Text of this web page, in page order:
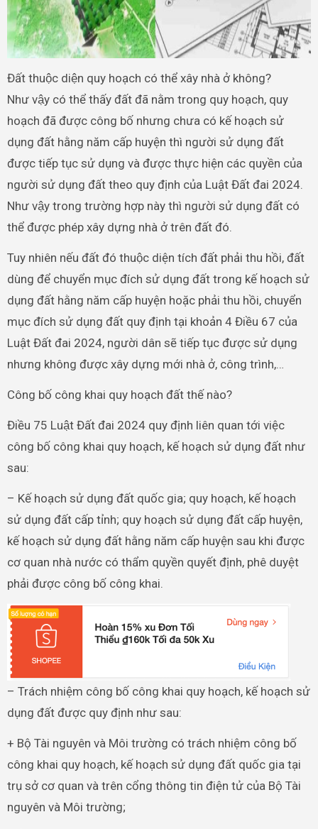
Đất thuộc diện quy hoạch có thể xây nhà ở không?
Như vậy có thể thấy đất đã nằm trong quy hoạch, quy
hoạch đã được công bố nhưng chưa có kế hoạch sử
dụng đất hằng năm cấp huyện thì người sử dụng đất
được tiếp tục sử dụng và được thực hiện các quyền của
người sử dụng đất theo quy định của Luật Đất đai 2024.
Như vậy trong trường hợp này thì người sử dụng đất có
thể được phép xây dựng nhà ở trên đất đó.
Tuy nhiên nếu đất đó thuộc diện tích đất phải thu hồi, đất
dùng để chuyển mục đích sử dụng đất trong kế hoạch sử
dụng đất hằng năm cấp huyện hoặc phải thu hồi, chuyển
mục đích sử dụng đất quy định tại khoản 4 Điều 67 của
Luật Đất đai 2024, người dân sẽ tiếp tục được sử dụng
nhưng không được xây dựng mới nhà ở, công trình,…
Công bố công khai quy hoạch đất thế nào?
Điều 75 Luật Đất đai 2024 quy định liên quan tới việc
công bố công khai quy hoạch, kế hoạch sử dụng đất như
sau:
– Kế hoạch sử dụng đất quốc gia; quy hoạch, kế hoạch
sử dụng đất cấp tỉnh; quy hoạch sử dụng đất cấp huyện,
kế hoạch sử dụng đất hằng năm cấp huyện sau khi được
cơ quan nhà nước có thẩm quyền quyết định, phê duyệt
phải được công bố công khai.
– Trách nhiệm công bố công khai quy hoạch, kế hoạch sử
dụng đất được quy định như sau:
+ Bộ Tài nguyên và Môi trường có trách nhiệm công bố
công khai quy hoạch, kế hoạch sử dụng đất quốc gia tại
trụ sở cơ quan và trên cổng thông tin điện tử của Bộ Tài
nguyên và Môi trường;